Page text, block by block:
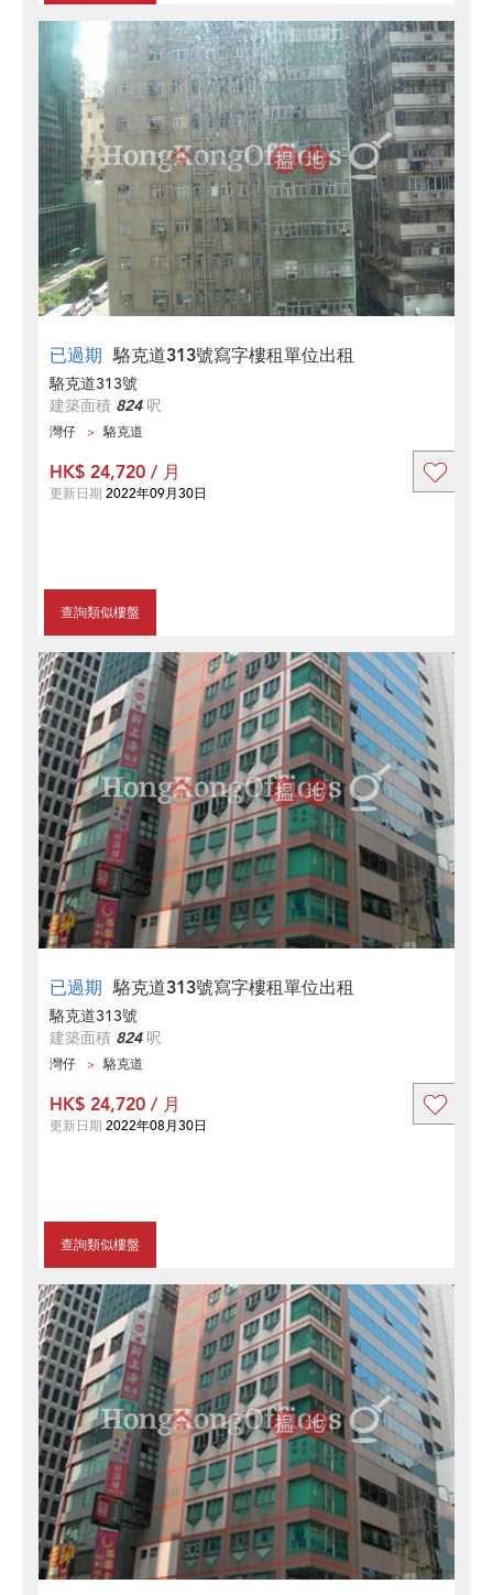
已過期 駱克道313號寫字樓租單位出租
駱克道313號
建築面積 824呎
灣仔 駱克道
查詢類似樓盤
HK$ 24,720 / 月
更新日期 2022年09月30日
已過期 駱克道313號寫字樓租單位出租
駱克道313號
建築面積 824呎
灣仔 駱克道
查詢類似樓盤
HK$ 24,720 / 月
更新日期 2022年08月30日